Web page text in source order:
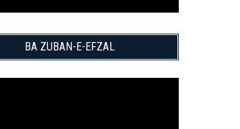
BA ZUBAN-E-EFZAL